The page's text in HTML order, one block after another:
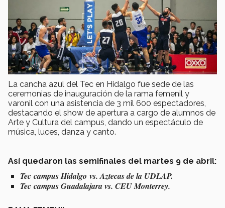
La cancha azul del Tec en Hidalgo fue sede de las
ceremonias de inauguración de la rama femenil y
varonil con una asistencia de 3 mil 600 espectadores,
destacando el show de apertura a cargo de alumnos de
Arte y Cultura del campus, dando un espectáculo de
música, luces, danza y canto.
Así quedaron las semifinales del martes 9 de abril:
Tec campus Hidalgo vs. Aztecas de la UDLAP.
Tec campus Guadalajara vs. CEU Monterrey.